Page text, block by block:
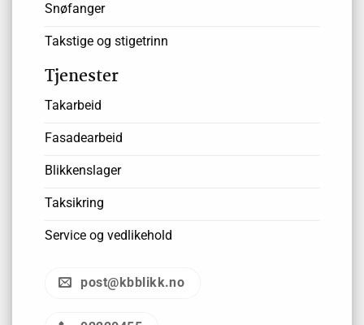
Snøfanger
Takstige og stigetrinn
Tjenester
Takarbeid
Fasadearbeid
Blikkenslager
Taksikring
Service og vedlikehold
post@kbblikk.no